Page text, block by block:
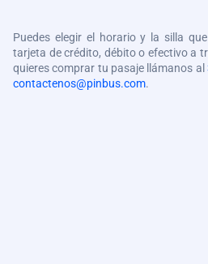
Puedes elegir el horario y la silla
tarjeta de crédito, débito o efectivo a
quieres comprar tu pasaje llámanos al
contactenos@pinbus.com.